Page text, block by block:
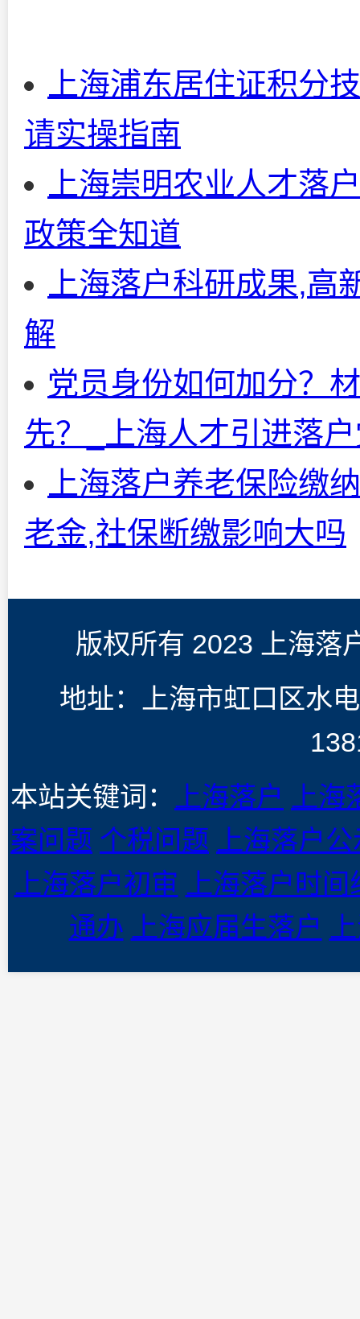
上海浦东居住证积分
请实操指南
上海崇明农业人才落
政策全知道
上海落户科研成果,
解
党员身份如何加分？
先？_上海人才引进落
上海落户养老保险缴
老金,社保断缴影响大吗
版权所有 2023 上海落
地址：上海市虹口区水
本站关键词：
上海落户
上
案问题 个税问题
上海落户
上海落户初审
上海落户时间
通办
上海应届生落户